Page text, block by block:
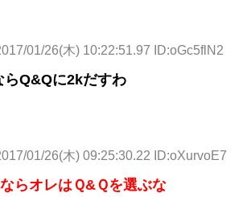
01/26(木) 10:22:51.97 ID:oGc5flN2
らQ&Qに2kだすわ
01/26(木) 09:25:30.22 ID:oXurvoE7
らオレはＱ&Ｑを選ぶな